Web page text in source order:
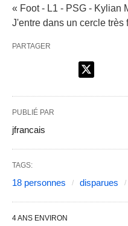
« Foot - L1 - PSG - Kylian
J'entre dans un cercle très
PARTAGER
PUBLIÉ PAR
jfrancais
TAGS:
18 personnes disparues
4 ANS ENVIRON